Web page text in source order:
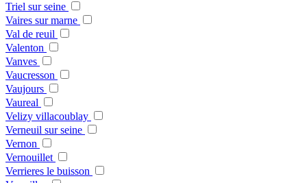
Triel sur seine
Vaires sur marne
Val de reuil
Valenton
Vanves
Vaucresson
Vaujours
Vaureal
Velizy villacoublay
Verneuil sur seine
Vernon
Vernouillet
Verrieres le buisson